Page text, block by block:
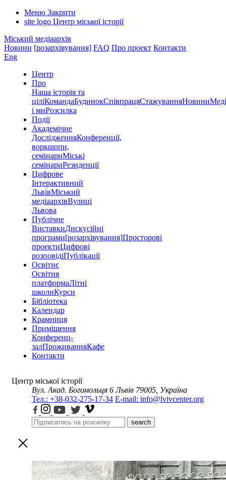
Меню Закрити
site logo Центр міської історії
Міський медіаархів
Новини [розархівування] FAQ Про проект Контакти
Eng
Центр
Про
Наша історія та
ціліКомандаБудинокСпівпрацяСтажуванняНовини
і миРозсилка
Події
Академічне
ДослідженняКонференції,
воркшопи,
семінариМіські
семінариРезиденції
Цифрове
Інтерактивний
ЛьвівМіський
медіаархівВулиці
Львова
Публічне
ВиставкиДискусійні
програми[розархівування]Просторові
проектиЦифрові
розповідіПублікації
Освітнє
Освітня
платформаЛітні
школиКурси
Бібліотека
Календар
Крамниця
Приміщення
Конференц-
залПроживанняКафе
Контакти
Центр міської історії
Вул. Акад. Богомольця 6 Львів 79005, Україна
Тел.: +38-032-275-17-34 E-mail: info@lvivcenter.org
search